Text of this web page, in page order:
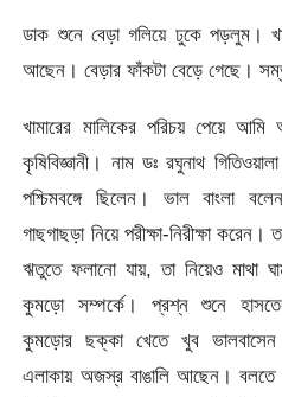
ডাক শুনে বেড়া গলিয়ে ঢুকে পড়লুম।
আছেন। বেড়ার ফাঁকটা বেড়ে গেছে।
খামারের মালিকের পরিচয় পেয়ে
কৃষিবিজ্ঞানী। নাম ডঃ রঘুনাথ
পশ্চিমবঙ্গে ছিলেন। ভাল বাংলা
গাছগাছড়া নিয়ে পরীক্ষা-নিরীক্ষা
ঋতুতে ফলানো যায়, তা নিয়েও
কুমড়ো সম্পর্কে। প্রশ্ন শুনে
কুমড়োর ছক্কা খেতে খুব
এলাকায় অজস্র বাঙালি আছেন। বলতে